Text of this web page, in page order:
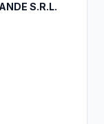
S.R.L.